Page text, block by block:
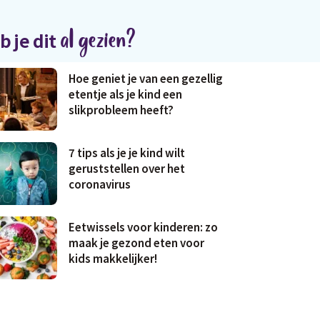
je dital gezien?
Hoe geniet je van een gezellig
etentje als je kind een
slikprobleem heeft?
7 tips als je je kind wilt
geruststellen over het
coronavirus
Eetwissels voor kinderen: zo
maak je gezond eten voor
kids makkelijker!